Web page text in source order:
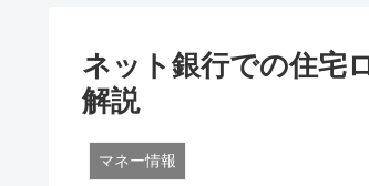
ネット銀行での住宅
解説
マネー情報